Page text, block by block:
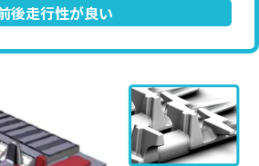
後走行性が良い